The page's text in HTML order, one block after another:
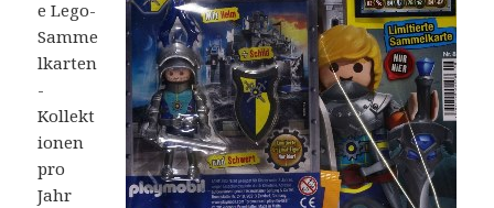
e Lego-
Samme
lkarten
-
Kollekt
ionen
pro
Jahr